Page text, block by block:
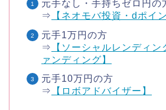
元手なし・手持ちゼロ円の
⇒
【ネオモバ投資・dポイ
元手1万円の方
⇒
【ソーシャルレンディン
ァンディング】
元手10万円の方
⇒
【ロボアドバイザー】